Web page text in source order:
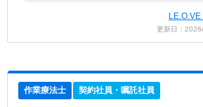
更新日：
作業療法士 契約社員・嘱託社員